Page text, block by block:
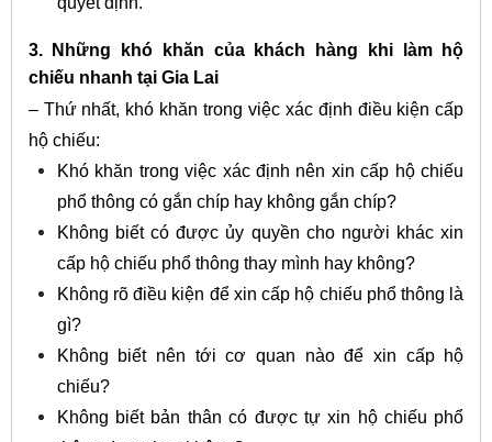
3. Những khó khăn của khách hàng khi làm hộ
chiếu nhanh tại Gia Lai
– Thứ nhất, khó khăn trong việc xác định điều kiện cấp
hộ chiếu:
Khó khăn trong việc xác định nên xin cấp hộ chiếu
phổ thông có gắn chíp hay không gắn chíp?
Không biết có được ủy quyền cho người khác xin
cấp hộ chiếu phổ thông thay mình hay không?
Không rõ điều kiện để xin cấp hộ chiếu phổ thông là
gì?
Không biết nên tới cơ quan nào để xin cấp hộ
chiếu?
Không biết bản thân có được tự xin hộ chiếu phổ